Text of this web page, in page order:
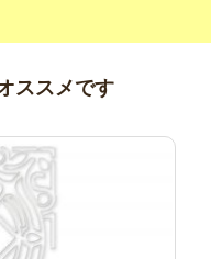
ススメです